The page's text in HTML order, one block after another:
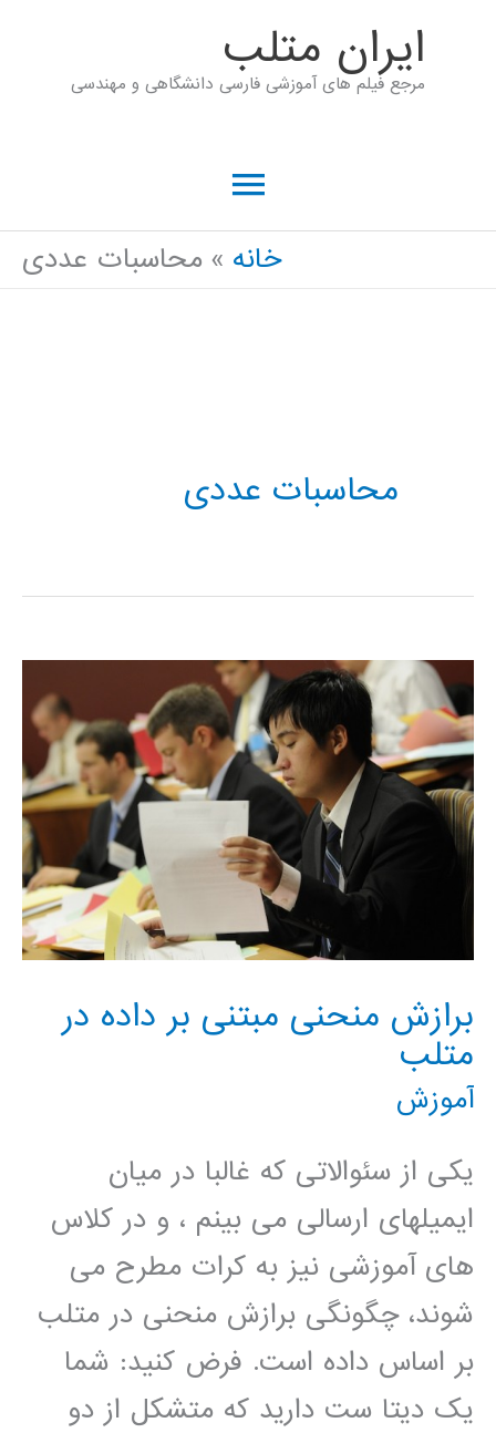
ايران متلب
مرجع فیلم های آموزشی فارسی دانشگاهی و مهندسی
فهرست
اصلی
خانه محاسبات عددی
محاسبات عددی
برازش منحنی مبتنی بر داده در
متلب
آموزش
یکی از سئوالاتی که غالبا در میان
ایمیلهای ارسالی می بینم ، و در کلاس
های آموزشی نیز به کرات مطرح می
شوند، چگونگی برازش منحنی در متلب
بر اساس داده است. فرض کنید: شما
یک دیتا ست دارید که متشکل از دو